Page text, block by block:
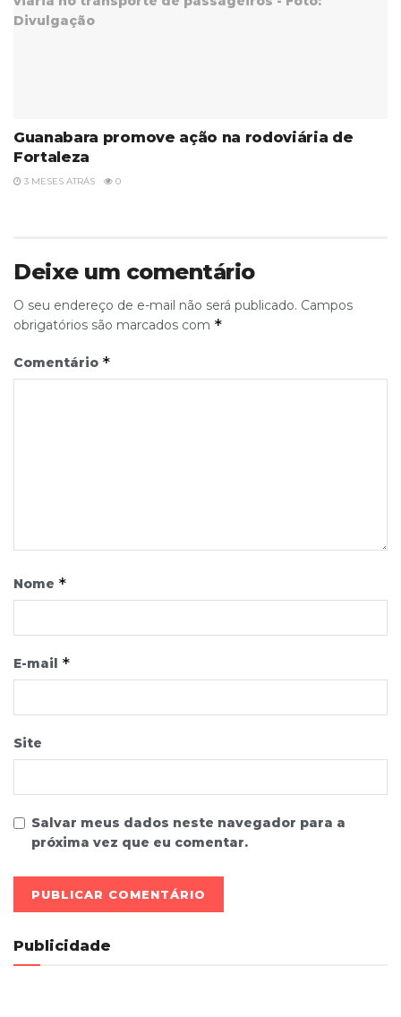
Guanabara promove ação na rodoviária de
Fortaleza
3 MESES ATRÁS 0
Deixe um comentário
O seu endereço de e-mail não será publicado. Campos
obrigatórios são marcados com *
Comentário *
Nome *
E-mail *
Site
Salvar meus dados neste navegador para a
próxima vez que eu comentar.
Publicidade